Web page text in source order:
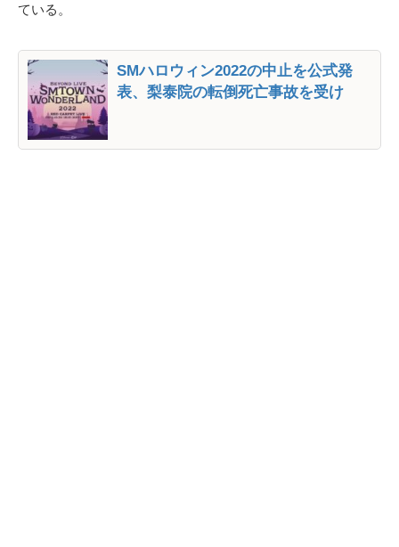
ている。
SMハロウィン2022の中止を公式発
表、梨泰院の転倒死亡事故を受け